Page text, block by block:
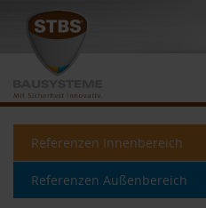
Referenzen Innenbereich
Referenzen Außenbereich